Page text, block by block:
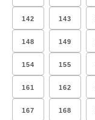
142 143
148 149
154 155
161 162
167 168